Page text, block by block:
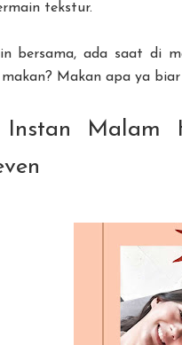
tekstur.
bersama, ada saat di
Makan apa ya
Malam